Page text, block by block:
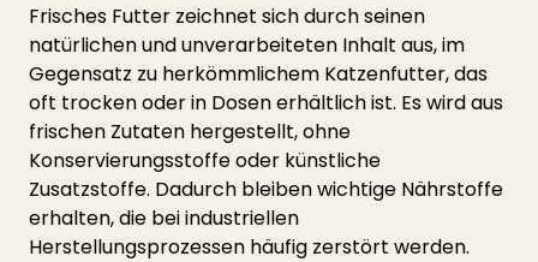
Frisches Futter zeichnet sich durch seinen
natürlichen und unverarbeiteten Inhalt aus, im
Gegensatz zu herkömmlichem Katzenfutter, das
oft trocken oder in Dosen erhältlich ist. Es wird aus
frischen Zutaten hergestellt, ohne
Konservierungsstoffe oder künstliche
Zusatzstoffe. Dadurch bleiben wichtige Nährstoffe
erhalten, die bei industriellen
Herstellungsprozessen häufig zerstört werden.